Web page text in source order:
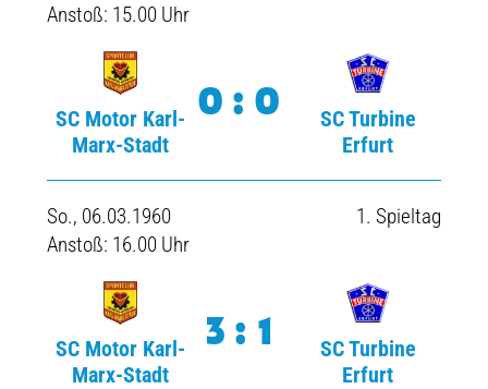
Anstoß: 15.00 Uhr
SC Motor Karl-
Marx-Stadt
0:0
SC Turbine
Erfurt
So., 06.03.1960
Anstoß: 16.00 Uhr
1. Spieltag
SC Motor Karl-
Marx-Stadt
3:1
SC Turbine
Erfurt